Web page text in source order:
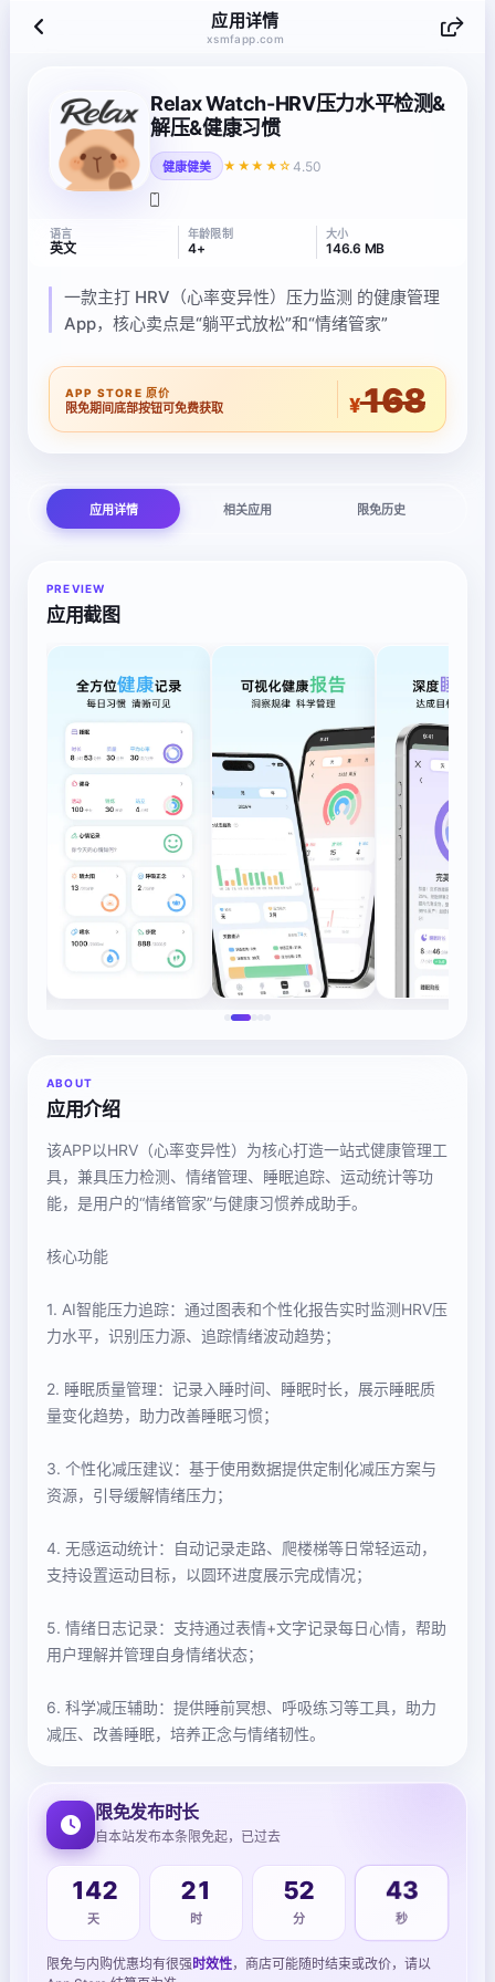
应用详情
xsmfapp.com
Relax Watch-HRV压力水平检测&
解压&健康习惯
健康健美 ★★★★☆ 4.50
语言
英文
年龄限制
4+
大小
146.6 MB
一款主打 HRV（心率变异性）压力监测 的健康管理
App，核心卖点是“躺平式放松”和“情绪管家”
APP STORE 原价
限免期间底部按钮可免费获取 ¥168
应用详情 相关应用 限免历史
PREVIEW
应用截图
ABOUT
应用介绍
该APP以HRV（心率变异性）为核心打造一站式健康管理工
具，兼具压力检测、情绪管理、睡眠追踪、运动统计等功
能，是用户的“情绪管家”与健康习惯养成助手。
核心功能
1. AI智能压力追踪：通过图表和个性化报告实时监测HRV压
力水平，识别压力源、追踪情绪波动趋势；
2. 睡眠质量管理：记录入睡时间、睡眠时长，展示睡眠质
量变化趋势，助力改善睡眠习惯；
3. 个性化减压建议：基于使用数据提供定制化减压方案与
资源，引导缓解情绪压力；
4. 无感运动统计：自动记录走路、爬楼梯等日常轻运动，
支持设置运动目标，以圆环进度展示完成情况；
5. 情绪日志记录：支持通过表情+文字记录每日心情，帮助
用户理解并管理自身情绪状态；
6. 科学减压辅助：提供睡前冥想、呼吸练习等工具，助力
减压、改善睡眠，培养正念与情绪韧性。
限免发布时长
自本站发布本条限免起，已过去
142
天
21
时
52
分
43
秒
限免与内购优惠均有很强时效性，商店可能随时结束或改价，请以